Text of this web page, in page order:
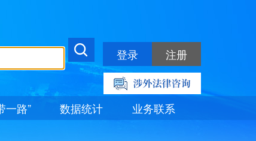
登录 注册
一路” 数据统计 业务联系